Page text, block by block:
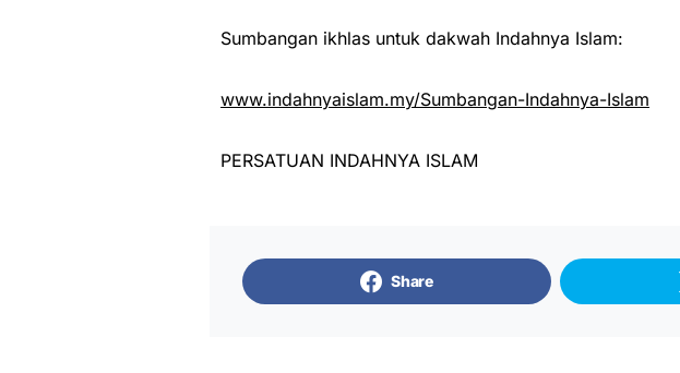
Sumbangan ikhlas untuk dakwah Indahnya Islam:
www.indahnyaislam.my/Sumbangan-Indahnya-Islam
PERSATUAN INDAHNYA ISLAM
Share